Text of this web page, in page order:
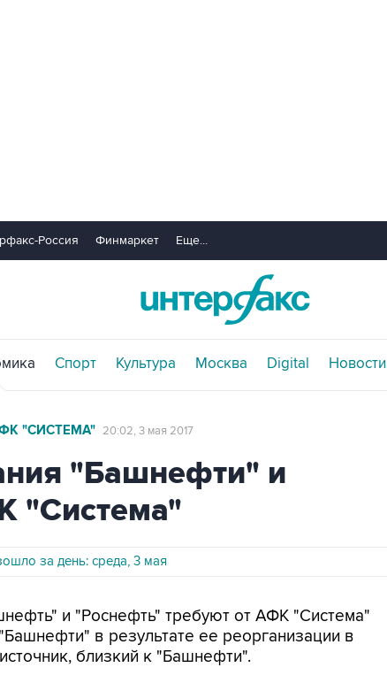
Россия Финмаркет Еще...
Спорт Культура Москва Digital Новости
"СИСТЕМА" 20:02, 3 мая 2017
"Башнефти" и
"Система"
за день: среда, 3 мая
и "Роснефть" требуют от АФК "Система"
в результате ее реорганизации в
близкий к "Башнефти".